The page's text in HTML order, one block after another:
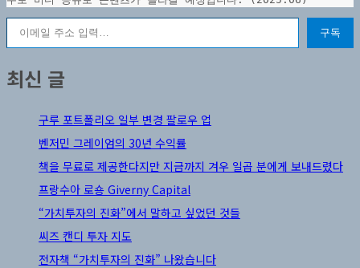
이메일 주소 입력…
구독
최신 글
구루 포트폴리오 일부 변경 팔로우 업
벤저민 그레이엄의 30년 수익률
책을 무료로 제공한다지만 지금까지 겨우 일곱 분에게 보내드렸다
프랑수아 로숑 Giverny Capital
“가치투자의 진화”에서 말하고 싶었던 것들
씨즈 캔디 투자 지도
전자책 “가치투자의 진화” 나왔습니다